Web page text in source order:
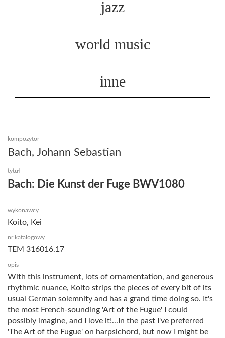
jazz
world music
inne
kompozytor
Bach, Johann Sebastian
tytuł
Bach: Die Kunst der Fuge BWV1080
wykonawcy
Koito, Kei
nr katalogowy
TEM 316016.17
opis
With this instrument, lots of ornamentation, and generous
rhythmic nuance, Koito strips the pieces of every bit of its
usual German solemnity and has a grand time doing so. It's
the most French-sounding 'Art of the Fugue' I could
possibly imagine, and I love it!...In the past I've preferred
'The Art of the Fugue' on harpsichord, but now I might be